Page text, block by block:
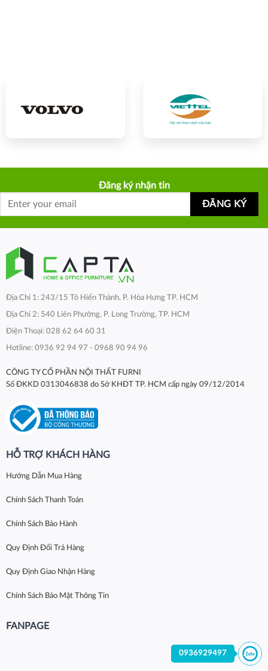
Đăng ký nhận tin
Địa Chỉ 1: 243/15 Tô Hiến Thành, P. Hòa Hưng TP. HCM
Địa Chỉ 2: 540 Liên Phường, P. Long Trường, TP. HCM
Điện Thoại: 028 62 64 60 31
Hotline: 0936 92 94 97 - 0968 90 94 96
CÔNG TY CỔ PHẦN NỘI THẤT FURNI
Số ĐKKD 0313046838 do Sở KHĐT TP. HCM cấp ngày 09/12/2014
HỖ TRỢ KHÁCH HÀNG
Hướng Dẫn Mua Hàng
Chính Sách Thanh Toán
Chính Sách Bảo Hành
Quy Định Đổi Trả Hàng
Quy Định Giao Nhận Hàng
Chính Sách Bảo Mật Thông Tin
FANPAGE
0936929497